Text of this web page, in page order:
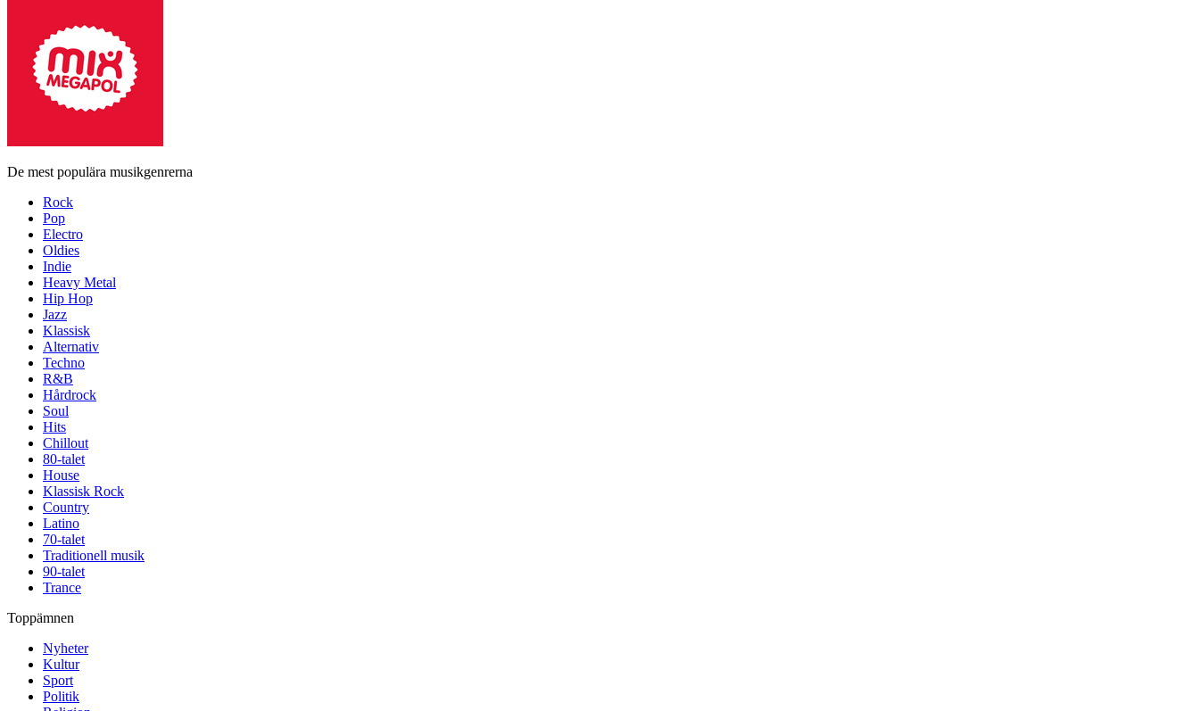
De mest populära musikgenrerna
Rock
Pop
Electro
Oldies
Indie
Heavy Metal
Hip Hop
Jazz
Klassisk
Alternativ
Techno
R&B
Hårdrock
Soul
Hits
Chillout
80-talet
House
Klassisk Rock
Country
Latino
70-talet
Traditionell musik
90-talet
Trance
Toppämnen
Nyheter
Kultur
Sport
Politik